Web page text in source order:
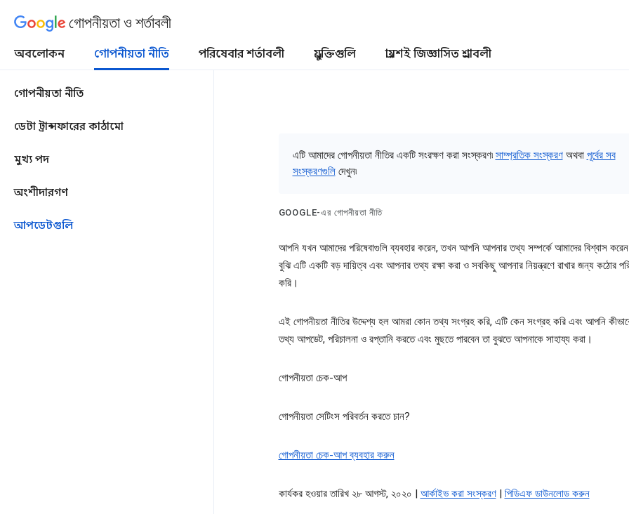
গোপনীয়তা ও শর্তাবলী
অবলোকন গোপনীয়তা নীতি পরিষেবার শর্তাবলী প্রযুক্তিগুলি প্রায়শই জিজ্ঞাসিত প্রশ্নাবলী
গোপনীয়তা নীতি
ডেটা ট্রান্সফারের কাঠামো
মুখ্য পদ
অংশীদারগণ
আপডেটগুলি
এটি আমাদের গোপনীয়তা নীতির একটি সংরক্ষণ করা সংস্করণ৷ সাম্প্রতিক সংস্করণঅথবা পূর্বের সব
সংস্করণগুলিদেখুন৷
GOOGLE-এর গোপনীয়তা নীতি
আপনি যখন আমাদের পরিষেবাগুলি ব্যবহার করেন, তখন আপনি আপনার তথ্য সম্পর্কে আমাদের বিশ্বাস
বুঝি এটি একটি বড় দায়িত্ব এবং আপনার তথ্য রক্ষা করা ও সবকিছু আপনার নিয়ন্ত্রণে রাখার জন্য কঠোর
করি।
এই গোপনীয়তা নীতির উদ্দেশ্য হল আমরা কোন তথ্য সংগ্রহ করি, এটি কেন সংগ্রহ করি এবং আপনি
তথ্য আপডেট, পরিচালনা ও রপ্তানি করতে এবং মুছতে পারবেন তা বুঝতে আপনাকে সাহায্য করা।
গোপনীয়তা চেক-আপ
গোপনীয়তা সেটিংস পরিবর্তন করতে চান?
গোপনীয়তা চেক-আপ ব্যবহার করুন
কার্যকর হওয়ার তারিখ ২৮ আগস্ট, ২০২০ | আর্কাইভ করা সংস্করণ| পিডিএফ ডাউনলোড করুন